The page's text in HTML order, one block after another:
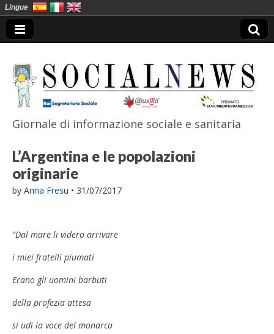
SocialNews
Giornale di informazione sociale e sanitaria
L’Argentina e le popolazioni
originarie
by Anna Fresu • 31/07/2017
“Dal mare li videro arrivare
i miei fratelli piumati
Erano gli uomini barbuti
della profezia attesa
si udì la voce del monarca
Lingue